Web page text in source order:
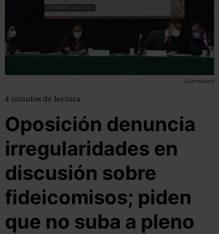
Cuartoscuro
4 minutos de lectura
Oposición denuncia
irregularidades en
discusión sobre
fideicomisos; piden
que no suba a pleno